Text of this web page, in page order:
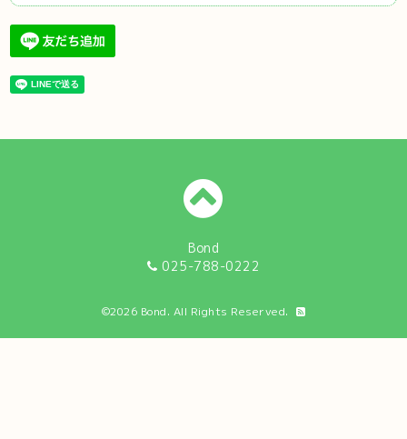
Bond
025-788-0222
©2026 Bond. All Rights Reserved.